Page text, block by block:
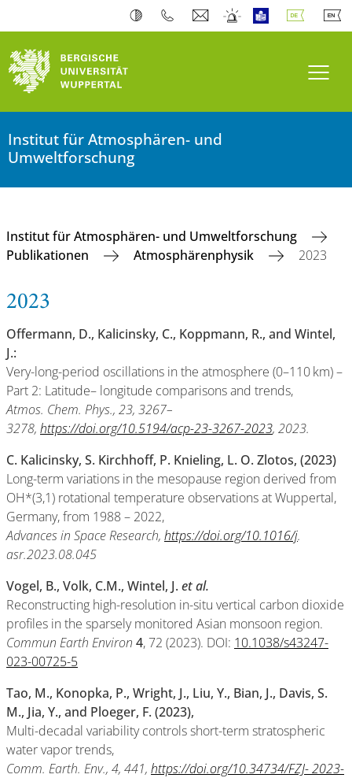
Institut für Atmosphären- und
Umweltforschung
Institut für Atmosphären- und Umweltforschung
Publikationen
Atmosphärenphysik 2023
2023
Offermann, D., Kalicinsky, C., Koppmann, R., and Wintel,
J.:
Very-long-period oscillations in the atmosphere (0–110 km) –
Part 2: Latitude– longitude comparisons and trends,
Atmos. Chem. Phys., 23, 3267–
3278, https://doi.org/10.5194/acp-23-3267-2023, 2023.
C. Kalicinsky, S. Kirchhoff, P. Knieling, L. O. Zlotos, (2023)
Long-term variations in the mesopause region derived from
OH*(3,1) rotational temperature observations at Wuppertal,
Germany, from 1988 – 2022,
Advances in Space Research, https://doi.org/10.1016/j.
asr.2023.08.045
Vogel, B., Volk, C.M., Wintel, J. et al.
Reconstructing high-resolution in-situ vertical carbon dioxide
profiles in the sparsely monitored Asian monsoon region.
Commun Earth Environ 4, 72 (2023). DOI: 10.1038/s43247-
023-00725-5
Tao, M., Konopka, P., Wright, J., Liu, Y., Bian, J., Davis, S.
M., Jia, Y., and Ploeger, F. (2023),
Multi-decadal variability controls short-term stratospheric
water vapor trends,
Comm. Earth. Env., 4, 441, https://doi.org/10.34734/FZJ- 2023-